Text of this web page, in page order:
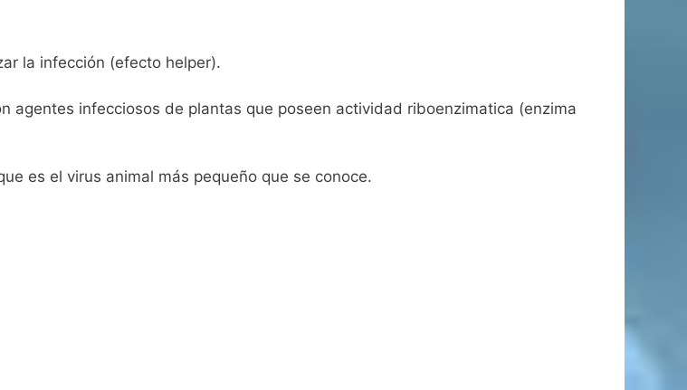
la infección (efecto helper).
agentes infecciosos de plantas que poseen actividad riboenzimatica (enzima
es el virus animal más pequeño que se conoce.